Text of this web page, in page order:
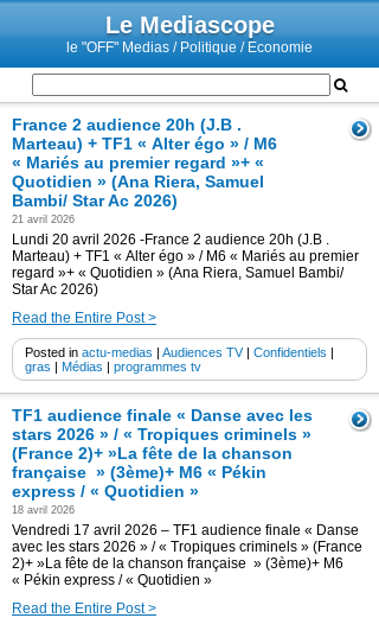
Le Mediascope
le "OFF" Medias / Politique / Economie
France 2 audience 20h (J.B .
Marteau) + TF1 « Alter égo » / M6
« Mariés au premier regard »+ «
Quotidien » (Ana Riera, Samuel
Bambi/ Star Ac 2026)
21 avril 2026
Lundi 20 avril 2026 -France 2 audience 20h (J.B .
Marteau) + TF1 « Alter égo » / M6 « Mariés au premier
regard »+ « Quotidien » (Ana Riera, Samuel Bambi/
Star Ac 2026)
Read the Entire Post >
Posted in actu-medias | Audiences TV| Confidentiels |
gras | Médias | programmes tv
TF1 audience finale « Danse avec les
stars 2026 » / « Tropiques criminels »
(France 2)+ »La fête de la chanson
française » (3ème)+ M6 « Pékin
express / « Quotidien »
18 avril 2026
Vendredi 17 avril 2026 – TF1 audience finale « Danse
avec les stars 2026 » / « Tropiques criminels » (France
2)+ »La fête de la chanson française » (3ème)+ M6
« Pékin express / « Quotidien »
Read the Entire Post >